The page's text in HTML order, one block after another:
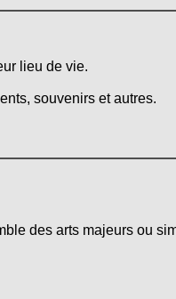
lieu de vie.
souvenirs et autres.
des arts majeurs ou